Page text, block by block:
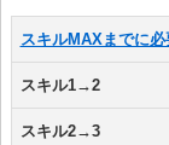
スキルMAXまでに
スキル1→2
スキル2→3